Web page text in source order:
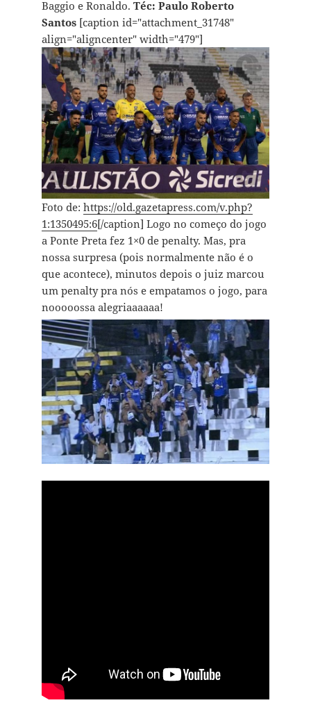
Baggio e Ronaldo. Téc: Paulo Roberto
Santos[caption id="attachment_31748"
align="aligncenter" width="479"]
Foto de: https://old.gazetapress.com/v.php?
1:1350495:6[/caption] Logo no começo do jogo
a Ponte Preta fez 1×0 de penalty. Mas, pra
nossa surpresa (pois normalmente não é o
que acontece), minutos depois o juiz marcou
um penalty pra nós e empatamos o jogo, para
nooooossa alegriaaaaaa!